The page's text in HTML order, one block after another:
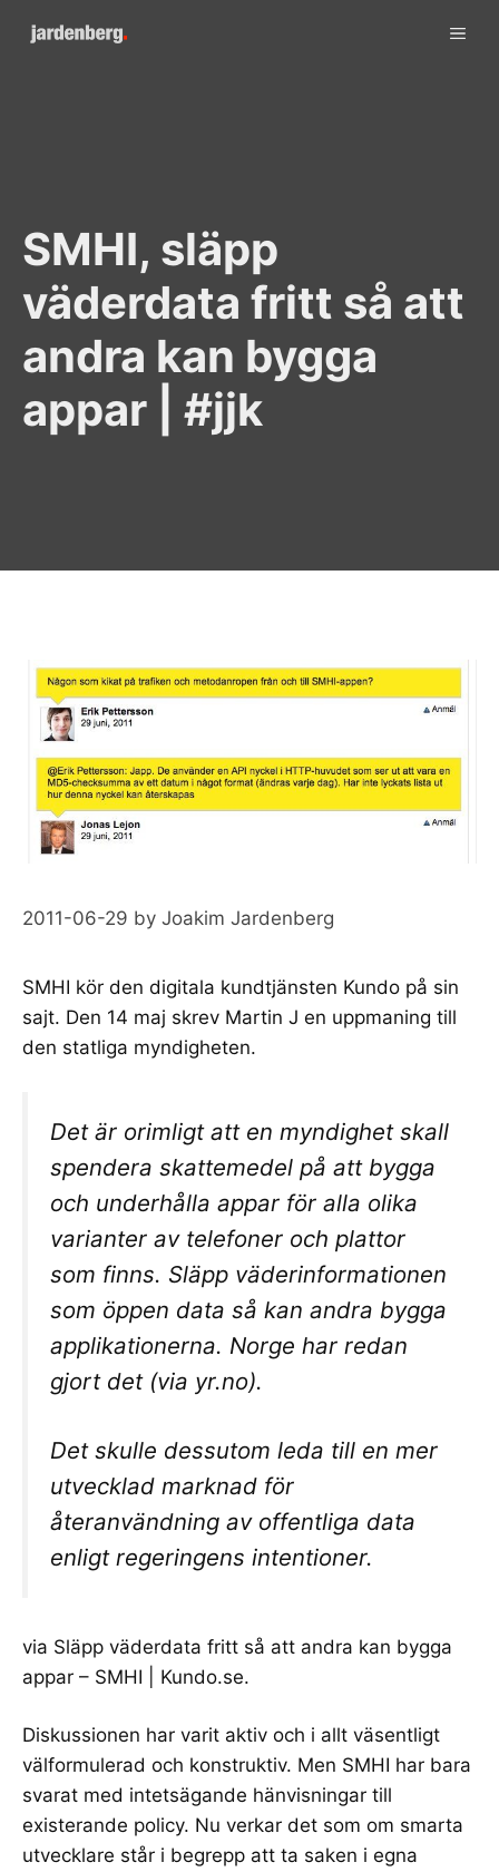
SMHI, släpp
väderdata fritt så att
andra kan bygga
appar | #jjk
2011-06-29 by Joakim Jardenberg
SMHI kör den digitala kundtjänsten Kundo på sin
sajt. Den 14 maj skrev Martin J en uppmaning till
den statliga myndigheten.
Det är orimligt att en myndighet skall
spendera skattemedel på att bygga
och underhålla appar för alla olika
varianter av telefoner och plattor
som finns. Släpp väderinformationen
som öppen data så kan andra bygga
applikationerna. Norge har redan
gjort det (via yr.no).
Det skulle dessutom leda till en mer
utvecklad marknad för
återanvändning av offentliga data
enligt regeringens intentioner.
via Släpp väderdata fritt så att andra kan bygga
appar – SMHI | Kundo.se.
Diskussionen har varit aktiv och i allt väsentligt
välformulerad och konstruktiv. Men SMHI har bara
svarat med intetsägande hänvisningar till
existerande policy. Nu verkar det som om smarta
utvecklare står i begrepp att ta saken i egna